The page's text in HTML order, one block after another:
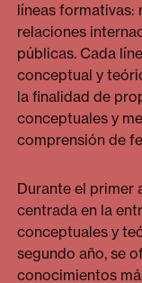
líneas
relaciones
públicas. Cada
conceptual y
la finalidad de
conceptuales y
comprensión de
Durante el primer
centrada en la
conceptuales y
segundo año, se
conocimientos